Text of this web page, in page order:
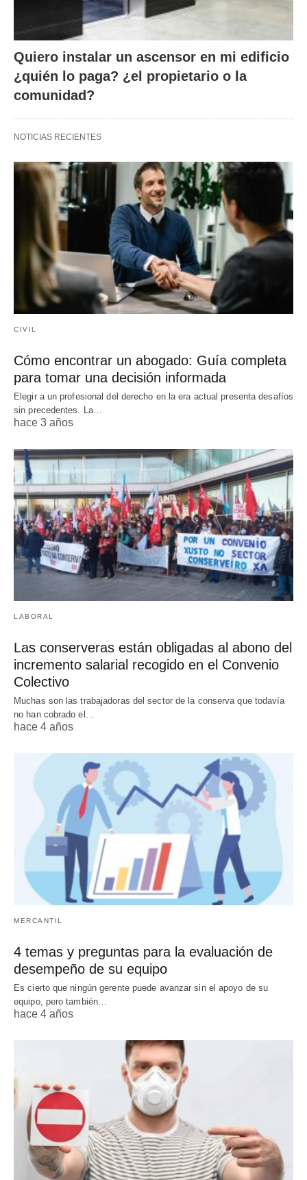
Quiero instalar un ascensor en mi edificio
¿quién lo paga? ¿el propietario o la
comunidad?
NOTICIAS RECIENTES
CIVIL
Cómo encontrar un abogado: Guía completa
para tomar una decisión informada
Elegir a un profesional del derecho en la era actual presenta desafíos
sin precedentes. La…
hace 3 años
LABORAL
Las conserveras están obligadas al abono del
incremento salarial recogido en el Convenio
Colectivo
Muchas son las trabajadoras del sector de la conserva que todavía
no han cobrado el…
hace 4 años
MERCANTIL
4 temas y preguntas para la evaluación de
desempeño de su equipo
Es cierto que ningún gerente puede avanzar sin el apoyo de su
equipo, pero también…
hace 4 años